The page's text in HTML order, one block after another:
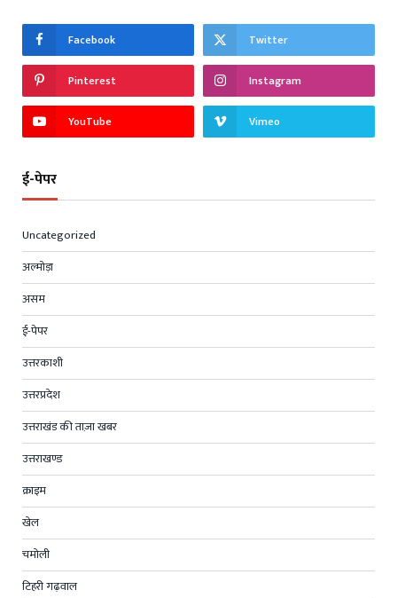
Facebook Twitter
Pinterest Instagram
YouTube Vimeo
ई-पेपर
Uncategorized
अल्मोड़ा
असम
ई-पेपर
उत्तरकाशी
उत्तरप्रदेश
उत्तराखंड की ताज़ा खबर
उत्तराखण्ड
क्राइम
खेल
चमोली
टिहरी गढ़वाल